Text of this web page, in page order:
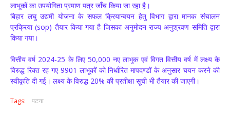
लाभूकों का उपयोगिता प्रमाण पत्र जाँच किया जा रहा है।
बिहार लघु उद्यमी योजना के सफल क्रियान्वयन हेतु विभाग द्वारा मानक संचालन
प्रक्रिया (sop) तैयार किया गया है जिसका अनुमोदन राज्य अनुश्रवण समिति द्वारा
किया गया।
वित्तीय वर्ष 2024-25 के लिए 50,000 नए लाभुक एवं विगत वित्तीय वर्ष में लक्ष्य के
विरुद्ध रिक्त रह गए 9901 लाभूकों को निर्धारित मापदण्डों के अनुसार चयन करने की
स्वीकृति दी गई। लक्ष्य के विरुद्ध 20% की प्रतीक्षा सूची भी तैयार की जाएगी।
Tags: पटना